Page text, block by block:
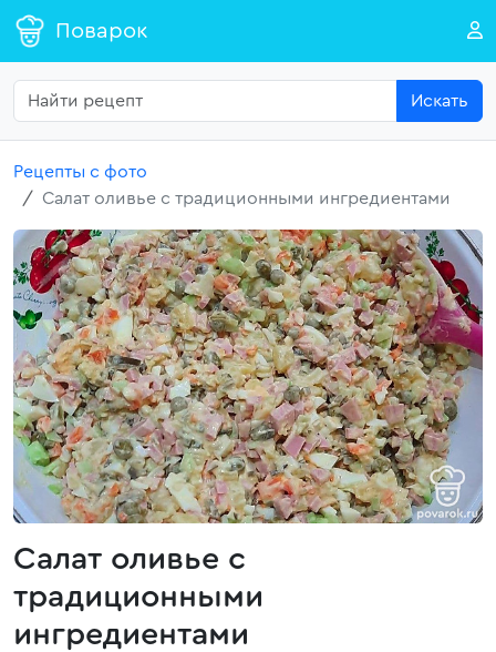
Поварок
Искать
Рецепты с фото
Салат оливье с традиционными ингредиентами
Салат оливье с
традиционными
ингредиентами